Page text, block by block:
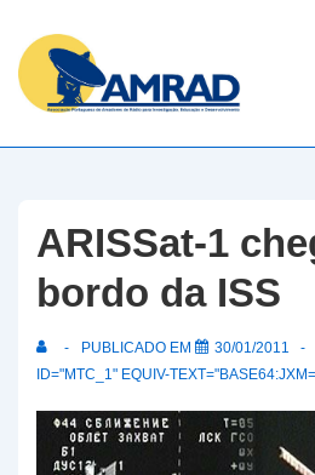
Skip
Content
ARISSat-1
bordo da ISS
PUBLICADO EM 30/01/2011
ID="MTC_1" EQUIV-